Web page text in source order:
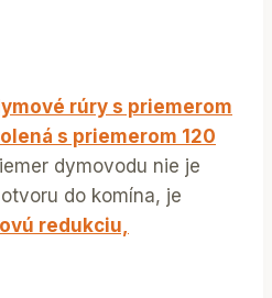
rúry s priemerom
s priemerom 120
dymovodu nie je
do komína, je
redukciu,